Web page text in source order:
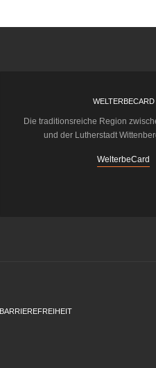
WELTERBECARD
Die traditionsreiche Region
und der Lutherstadt
WelterbeCard
BARRIEREFREIHEIT